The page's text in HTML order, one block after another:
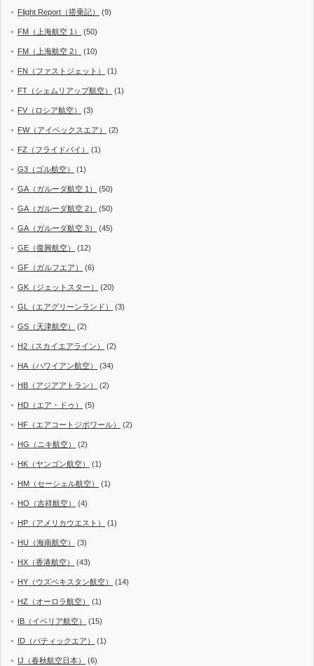
Flight Report（搭乗記） (9)
FM（上海航空 1） (50)
FM（上海航空 2） (10)
FN（ファストジェット） (1)
FT（シェムリアップ航空） (1)
FV（ロシア航空） (3)
FW（アイベックスエア） (2)
FZ（フライドバイ） (1)
G3（ゴル航空） (1)
GA（ガルーダ航空 1） (50)
GA（ガルーダ航空 2） (50)
GA（ガルーダ航空 3） (45)
GE（復興航空） (12)
GF（ガルフエア） (6)
GK（ジェットスター） (20)
GL（エアグリーンランド） (3)
GS（天津航空） (2)
H2（スカイエアライン） (2)
HA（ハワイアン航空） (34)
HB（アジアアトラン） (2)
HD（エア・ドゥ） (5)
HF（エアコートジボワール） (2)
HG（ニキ航空） (2)
HK（ヤンゴン航空） (1)
HM（セーシェル航空） (1)
HO（吉祥航空） (4)
HP（アメリカウエスト） (1)
HU（海南航空） (3)
HX（香港航空） (43)
HY（ウズベキスタン航空） (14)
HZ（オーロラ航空） (1)
IB（イベリア航空） (15)
ID（バティックエア） (1)
IJ（春秋航空日本） (6)